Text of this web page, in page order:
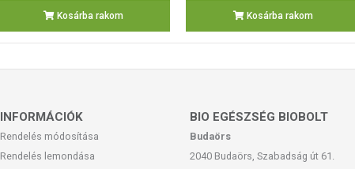
Kosárba rakom Kosárba rakom
INFORMÁCIÓK
Rendelés módosítása
Rendelés lemondása
BIO EGÉSZSÉG BIOBOLT
Budaörs
2040 Budaörs, Szabadság út 61.